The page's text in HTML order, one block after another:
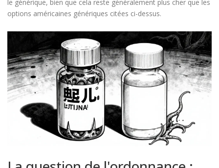
le générique, bien que cela reste généralement plus cher que les
options américaines génériques citées ci-dessus.